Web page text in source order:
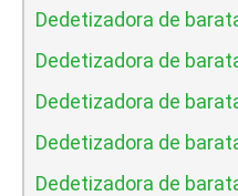
Dedetizadora de
Dedetizadora de
Dedetizadora de
Dedetizadora de
Dedetizadora de